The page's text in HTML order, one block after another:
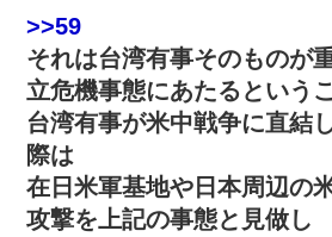
>>59
それは台湾有事そのものが
立危機事態にあたるという
台湾有事が米中戦争に直結
際は
在日米軍基地や日本周辺の
攻撃を上記の事態と見做し